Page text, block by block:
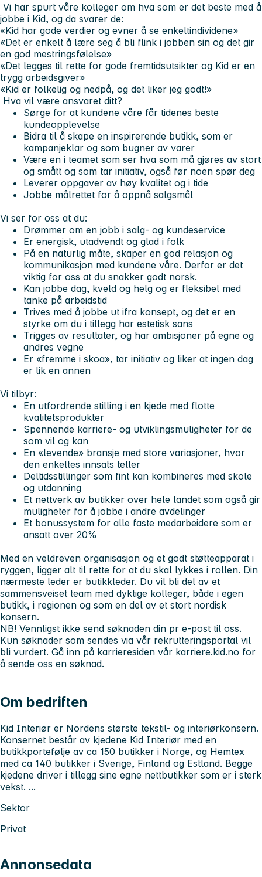
Vi har spurt våre kolleger om hva som er det beste med å
jobbe i Kid, og da svarer de:
«Kid har gode verdier og evner å se enkeltindividene»
«Det er enkelt å lære seg å bli flink i jobben sin og det gir
en god mestringsfølelse»
«Det legges til rette for gode fremtidsutsikter og Kid er en
trygg arbeidsgiver»
«Kid er folkelig og nedpå, og det liker jeg godt!»
Hva vil være ansvaret ditt?
Sørge for at kundene våre får tidenes beste
kundeopplevelse
Bidra til å skape en inspirerende butikk, som er
kampanjeklar og som bugner av varer
Være en i teamet som ser hva som må gjøres av stort
og smått og som tar initiativ, også før noen spør deg
Leverer oppgaver av høy kvalitet og i tide
Jobbe målrettet for å oppnå salgsmål
Vi ser for oss at du:
Drømmer om en jobb i salg- og kundeservice
Er energisk, utadvendt og glad i folk
På en naturlig måte, skaper en god relasjon og
kommunikasjon med kundene våre. Derfor er det
viktig for oss at du snakker godt norsk.
Kan jobbe dag, kveld og helg og er fleksibel med
tanke på arbeidstid
Trives med å jobbe ut ifra konsept, og det er en
styrke om du i tillegg har estetisk sans
Trigges av resultater, og har ambisjoner på egne og
andres vegne
Er «fremme i skoa», tar initiativ og liker at ingen dag
er lik en annen
Vi tilbyr:
En utfordrende stilling i en kjede med flotte
kvalitetsprodukter
Spennende karriere- og utviklingsmuligheter for de
som vil og kan
En «levende» bransje med store variasjoner, hvor
den enkeltes innsats teller
Deltidsstillinger som fint kan kombineres med skole
og utdanning
Et nettverk av butikker over hele landet som også gir
muligheter for å jobbe i andre avdelinger
Et bonussystem for alle faste medarbeidere som er
ansatt over 20%
Med en veldreven organisasjon og et godt støtteapparat i
ryggen, ligger alt til rette for at du skal lykkes i rollen. Din
nærmeste leder er butikkleder. Du vil bli del av et
sammensveiset team med dyktige kolleger, både i egen
butikk, i regionen og som en del av et stort nordisk
konsern.
NB! Vennligst ikke send søknaden din pr e-post til oss.
Kun søknader som sendes via vår rekrutteringsportal vil
bli vurdert. Gå inn på karrieresiden vår karriere.kid.no for
å sende oss en søknad.
Om bedriften
Kid Interiør er Nordens største tekstil- og interiørkonsern.
Konsernet består av kjedene Kid Interiør med en
butikkportefølje av ca 150 butikker i Norge, og Hemtex
med ca 140 butikker i Sverige, Finland og Estland. Begge
kjedene driver i tillegg sine egne nettbutikker som er i sterk
vekst. ...
Sektor
Privat
Annonsedata